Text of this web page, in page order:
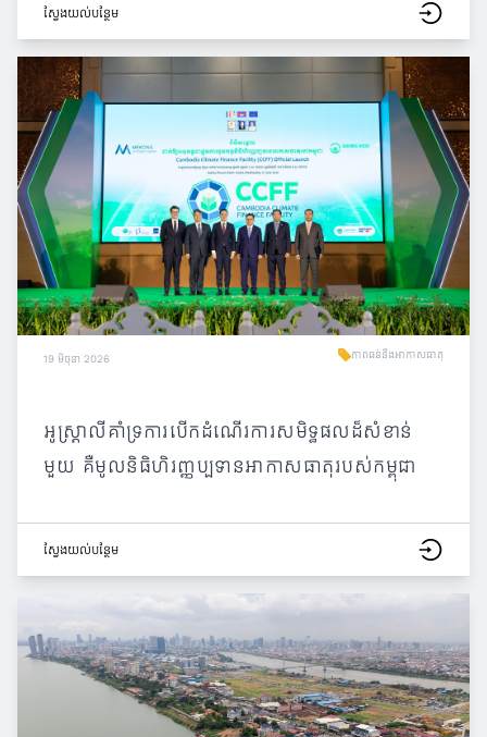
ស្វែង​យល់​បន្ថែម
19 មិថុនា 2026 ភាពធន់នឹងអាកាសធាតុ
អូស្ត្រាលីគាំទ្រការបើកដំណើរការសមិទ្ធផលដ៏សំខាន់
មួយ គឺមូលនិធិហិរញ្ញប្បទានអាកាសធាតុរបស់កម្ពុជា
ស្វែង​យល់​បន្ថែម